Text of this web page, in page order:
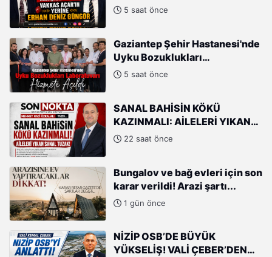
AÇAR'IN YERİNE ERHAN DENİZ
5 saat önce
Gaziantep Şehir Hastanesi'nde
Uyku Bozuklukları
Laboratuvarı Hizmete Açıldı
5 saat önce
SANAL BAHİSİN KÖKÜ
KAZINMALI: AİLELERİ YIKAN
SANAL TUZAK!
22 saat önce
Bungalov ve bağ evleri için son
karar verildi! Arazi şartı...
1 gün önce
NİZİP OSB’DE BÜYÜK
YÜKSELİŞ! VALİ ÇEBER’DEN